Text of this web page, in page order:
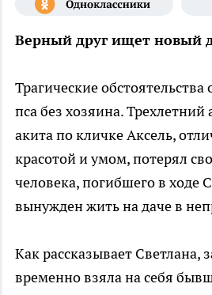
Верный друг ищет новый
Трагические обстоятельства
пса без хозяина.
акита по кличке Аксель,
красотой и умом, потерял
человека, погибшего в ходе
вынужден жить на даче в
Как рассказывает Светлана,
временно взяла на себя